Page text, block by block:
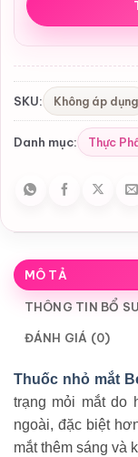
SKU: Không áp dụng
Danh mục: Thực
MÔ TẢ
THÔNG TIN BỔ
ĐÁNH GIÁ (0)
Thuốc nhỏ mắt
trạng mỏi mắt do
ngoài, đặc biệt
mắt thêm sáng và